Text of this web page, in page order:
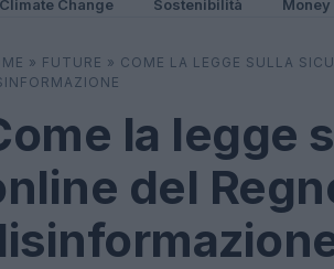
Climate Change Sostenibilità Money
» FUTURE » COME LA LEGGE SULLA
la legge
del